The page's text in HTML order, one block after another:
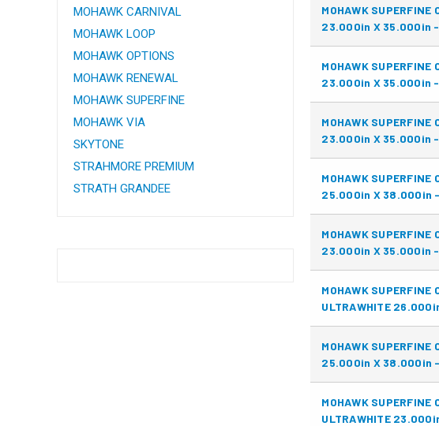
MOHAWK CARNIVAL
MOHAWK LOOP
MOHAWK OPTIONS
MOHAWK RENEWAL
MOHAWK SUPERFINE
MOHAWK VIA
SKYTONE
STRAHMORE PREMIUM
STRATH GRANDEE
MOHAWK SUPERFINE
23.000in X 35.000in -
MOHAWK SUPERFINE
23.000in X 35.000in -
MOHAWK SUPERFINE
23.000in X 35.000in -
MOHAWK SUPERFINE
25.000in X 38.000in -
MOHAWK SUPERFINE
23.000in X 35.000in -
MOHAWK SUPERFINE
ULTRAWHITE
MOHAWK SUPERFINE
25.000in X 38.000in -
MOHAWK SUPERFINE
ULTRAWHITE